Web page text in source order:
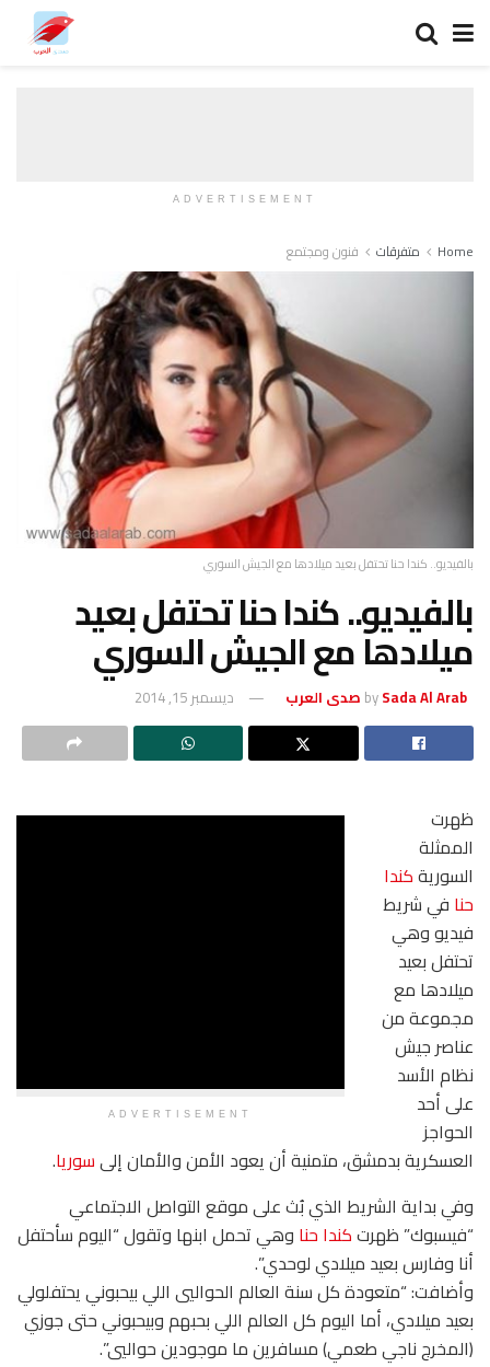
ADVERTISEMENT
Home متفرقات فنون ومجتمع
بالفيديو.. كندا حنا تحتفل بعيد ميلادها مع الجيش السوري
بالفيديو.. كندا حنا تحتفل بعيد
ميلادها مع الجيش السوري
bySada Al Arab صدى العرب ديسمبر 15, 2014
ADVERTISEMENT
ظهرت
الممثلة
السوريةكندا
حنا في شريط
فيديو وهي
تحتفل بعيد
ميلادها مع
مجموعة من
عناصر جيش
نظام الأسد
على أحد
الحواجز
العسكرية بدمشق، متمنية أن يعود الأمن والأمان إلىسوريا.
وفي بداية الشريط الذي بُث على موقع التواصل الاجتماعي
“فيسبوك” ظهرتكندا حنا وهي تحمل ابنها وتقول “اليوم سأحتفل
أنا وفارس بعيد ميلادي لوحدي”.
وأضافت: “متعودة كل سنة العالم الحواليي اللي بيحبوني يحتفلولي
بعيد ميلادي، أما اليوم كل العالم اللي بحبهم وبيحبوني حتى جوزي
(المخرج ناجي طعمي) مسافرين ما موجودين حواليي”.